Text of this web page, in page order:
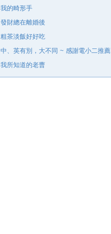
我的畸形手
發財總在離婚後
粗茶淡飯好好吃
中、英有別，大不同 ~ 感謝電小二推薦
我所知道的老曹